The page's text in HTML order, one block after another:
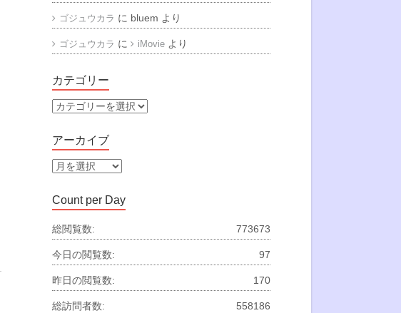
ゴジュウカラ に bluem より
ゴジュウカラ に iMovie より
カテゴリー
カ
ゴ
リ
ー
アーカイブ
ア
カ
イ
ブ
Count per Day
773673
総閲覧数:
97
今日の閲覧数:
170
昨日の閲覧数:
558186
総訪問者数: